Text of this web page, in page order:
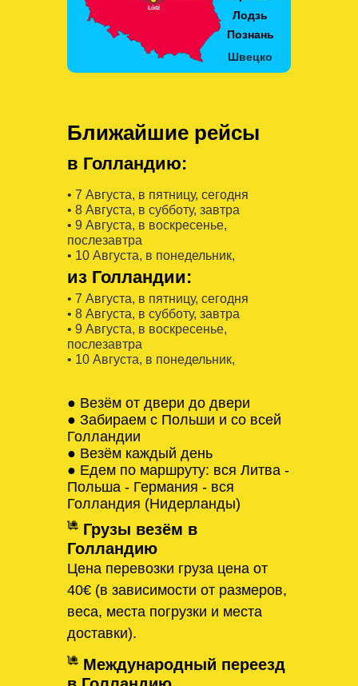
Ближайшие рейсы
в Голландию:
• 7 Августa, в пятницу, сегодня
• 8 Августa, в субботу, завтра
• 9 Августa, в воскресенье,
послезавтра
• 10 Августa, в понедельник,
из Голландии:
• 7 Августa, в пятницу, сегодня
• 8 Августa, в субботу, завтра
• 9 Августa, в воскресенье,
послезавтра
• 10 Августa, в понедельник,
● Везём от двери до двери
● Забираем с Польши и со всей
Голландии
● Везём каждый день
● Едем по маршруту: вся Литва -
Польша - Германия - вся
Голландия (Нидерланды)
Грузы везём в
Голландию
Цена перевозки груза цена от
40€ (в зависимости от размеров,
веса, места погрузки и места
доставки).
Международный переезд